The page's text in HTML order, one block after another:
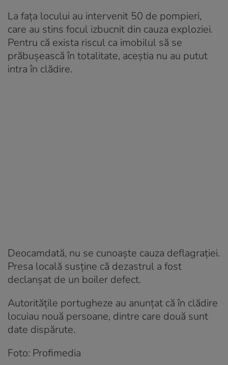
La fața locului au intervenit 50 de pompieri,
care au stins focul izbucnit din cauza exploziei.
Pentru că exista riscul ca imobilul să se
prăbușească în totalitate, aceștia nu au putut
intra în clădire.
Deocamdată, nu se cunoaşte cauza deflagraţiei.
Presa locală susține că dezastrul a fost
declanșat de un boiler defect.
Autorităţile portugheze au anunțat că în clădire
locuiau nouă persoane, dintre care două sunt
date dispărute.
Foto: Profimedia